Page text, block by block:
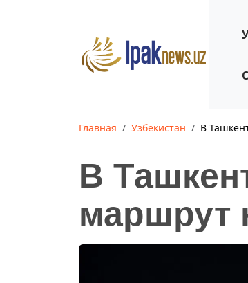
Главная Узбекистан В
В
маршрут